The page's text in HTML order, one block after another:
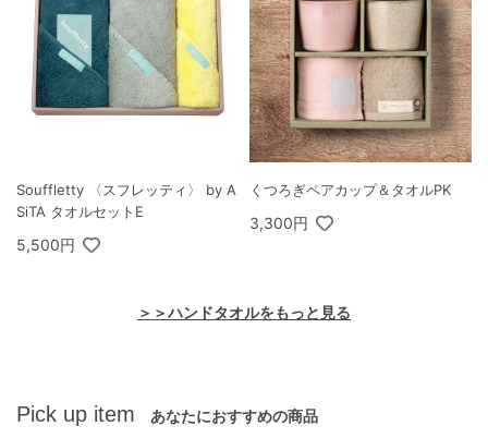
Souffletty 〈スフレッティ〉 by A
SiTA タオルセットE
5,500円
くつろぎペアカップ＆タオルPK
3,300円
＞＞ハンドタオルをもっと見る
Pick up item あなたにおすすめの商品